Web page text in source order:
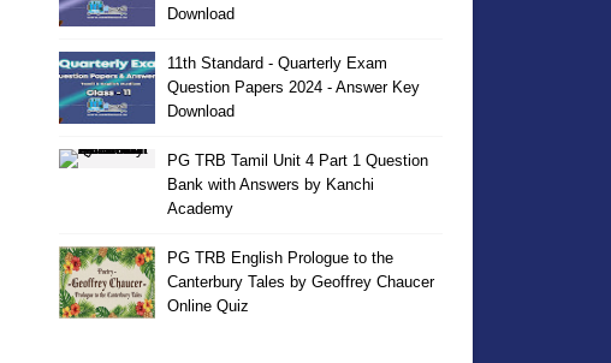
Download
11th Standard - Quarterly Exam
Question Papers 2024 - Answer Key
Download
PG TRB Tamil Unit 4 Part 1 Question
Bank with Answers by Kanchi
Academy
PG TRB English Prologue to the
Canterbury Tales by Geoffrey Chaucer
Online Quiz